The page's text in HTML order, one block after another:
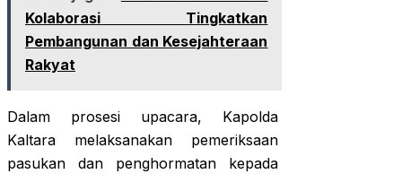
Kolaborasi Tingkatkan
Pembangunan dan Kesejahteraan
Rakyat
Dalam prosesi upacara, Kapolda
Kaltara melaksanakan pemeriksaan
pasukan dan penghormatan kepada